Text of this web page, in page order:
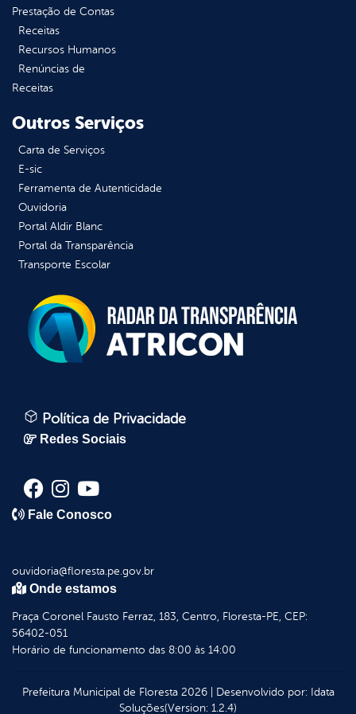
Prestação de Contas
Receitas
Recursos Humanos
Renúncias de
Receitas
Outros Serviços
Carta de Serviços
E-sic
Ferramenta de Autenticidade
Ouvidoria
Portal Aldir Blanc
Portal da Transparência
Transporte Escolar
Política de Privacidade
Redes Sociais
Fale Conosco
ouvidoria@floresta.pe.gov.br
Onde estamos
Praça Coronel Fausto Ferraz, 183, Centro, Floresta-PE, CEP:
56402-051
Horário de funcionamento das 8:00 às 14:00
Prefeitura Municipal de Floresta2026| Desenvolvido por: Idata
Soluções(Version: 1.2.4)